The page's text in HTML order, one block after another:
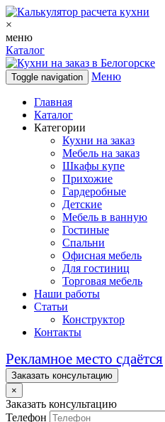
×
меню
Каталог
Toggle navigation Меню
Главная
Каталог
Категории
Кухни на заказ
Мебель на заказ
Шкафы купе
Прихожие
Гардеробные
Детские
Мебель в ванную
Гостиные
Спальни
Офисная мебель
Для гостиниц
Торговая мебель
Наши работы
Статьи
Конструктор
Контакты
Рекламное место сдаётся
Заказать консультацию
×
Заказать консультацию
Телефон